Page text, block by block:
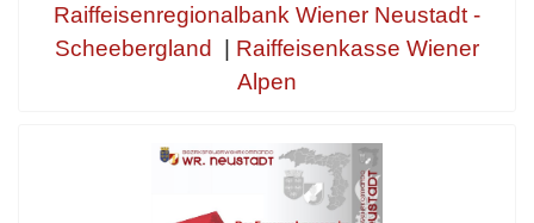
Raiffeisenregionalbank Wiener Neustadt -
Scheebergland | Raiffeisenkasse Wiener
Alpen